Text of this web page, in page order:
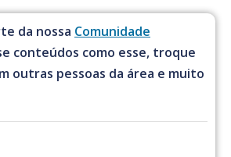
da nossa Comunidade
conteúdos como esse, troque
outras pessoas da área e muito